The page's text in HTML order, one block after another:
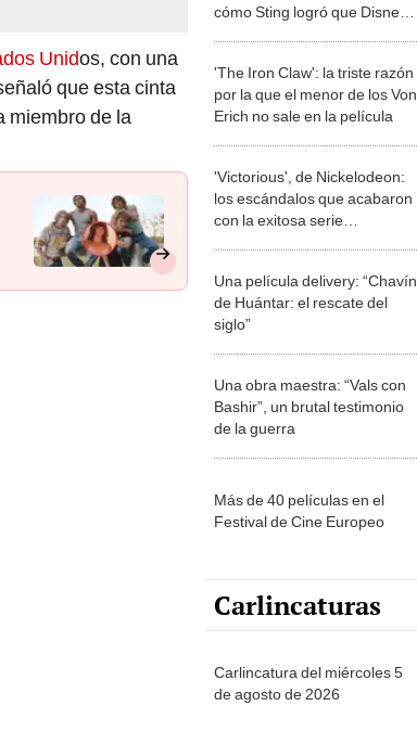
Unidos, con una
que esta cinta
miembro de la
cómo Sting logró que Disney
'The Iron Claw': la triste razón
por la que el menor de los Von
Erich no sale en la película
'Victorious', de Nickelodeon:
los escándalos que acabaron
con la exitosa serie
Una película delivery: “Chavín
de Huántar: el rescate del
siglo”
Una obra maestra: “Vals con
Bashir”, un brutal testimonio
de la guerra
Más de 40 películas en el
Festival de Cine Europeo
Carlincaturas
Carlincatura del miércoles 5
de agosto de 2026